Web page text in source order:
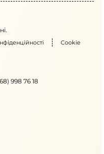
Cookie
998 76 18